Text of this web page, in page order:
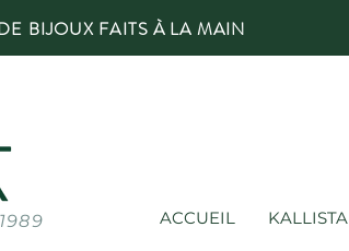
BIJOUX FAITS À LA MAIN
ACCUEIL KALLISTA